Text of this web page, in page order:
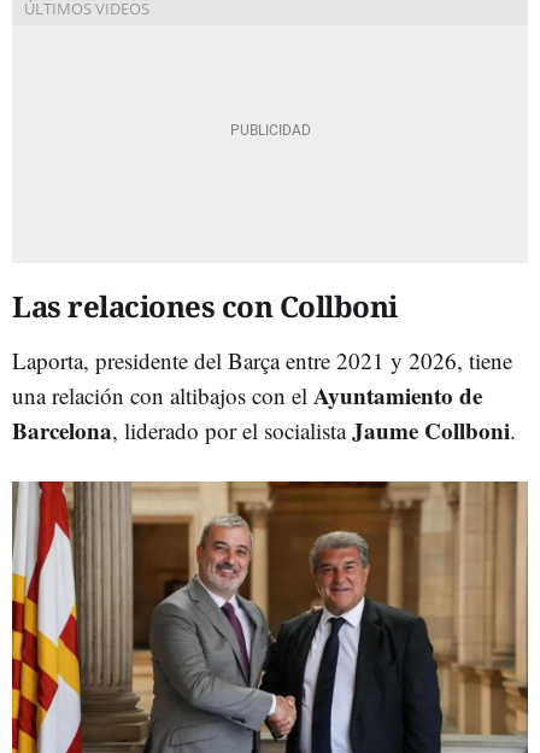
Las relaciones con Collboni
Laporta, presidente del Barça entre 2021 y 2026, tiene
una relación con altibajos con el Ayuntamiento de
Barcelona, liderado por el socialistaJaume Collboni.